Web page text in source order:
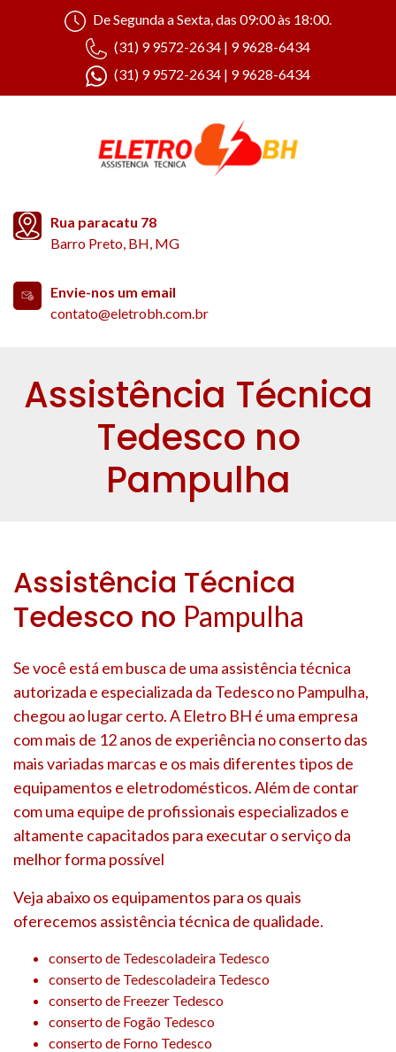
De Segunda a Sexta, das 09:00 às 18:00.
(31) 9 9572-2634 | 9 9628-6434
(31) 9 9572-2634 | 9 9628-6434
Rua paracatu 78
Barro Preto, BH, MG
Envie-nos um email
contato@eletrobh.com.br
Assistência Técnica
Tedesco no
Pampulha
Assistência Técnica
Tedesco no Pampulha
Se você está em busca de uma assistência técnica
autorizada e especializada da Tedesco no Pampulha,
chegou ao lugar certo. A Eletro BH é uma empresa
com mais de 12 anos de experiência no conserto das
mais variadas marcas e os mais diferentes tipos de
equipamentos e eletrodomésticos. Além de contar
com uma equipe de profissionais especializados e
altamente capacitados para executar o serviço da
melhor forma possível
Veja abaixo os equipamentos para os quais
oferecemos assistência técnica de qualidade.
conserto de Tedescoladeira Tedesco
conserto de Tedescoladeira Tedesco
conserto de Freezer Tedesco
conserto de Fogão Tedesco
conserto de Forno Tedesco